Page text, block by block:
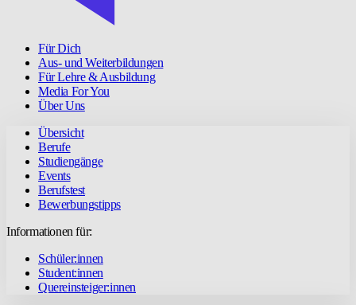
Für Dich
Aus- und Weiterbildungen
Für Lehre & Ausbildung
Media For You
Über Uns
Übersicht
Berufe
Studiengänge
Events
Berufstest
Bewerbungstipps
Informationen für:
Schüler:innen
Student:innen
Quereinsteiger:innen